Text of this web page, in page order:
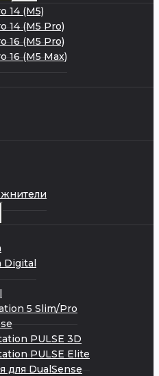
меню
14 (M5)
14 (M5 Pro)
16 (M5 Pro)
16 (M5 Max)
Digital
5 Slim/Pro
PULSE 3D
PULSE Elite
для DualSense